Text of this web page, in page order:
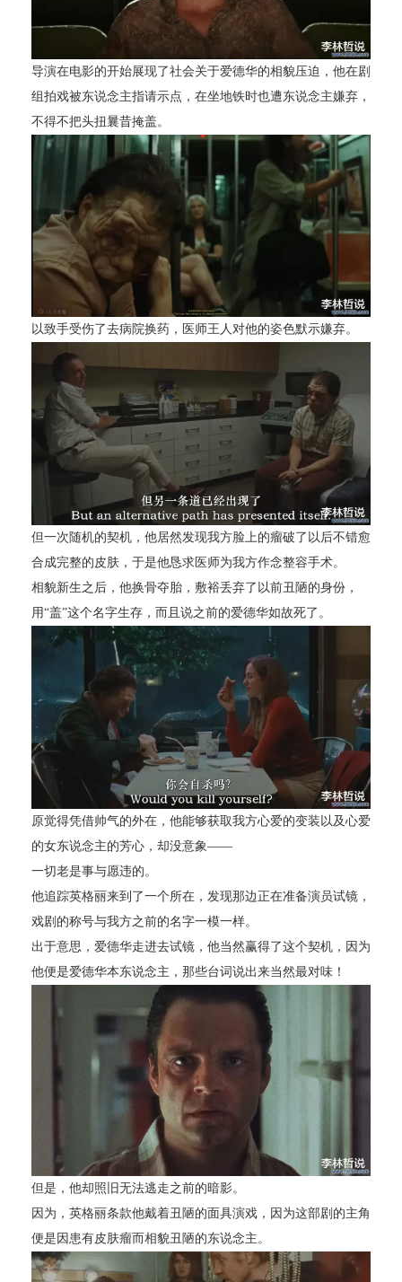
导演在电影的开始展现了社会关于爱德华的相貌压迫，他在剧
组拍戏被东说念主指请示点，在坐地铁时也遭东说念主嫌弃，
不得不把头扭曩昔掩盖。
以致手受伤了去病院换药，医师王人对他的姿色默示嫌弃。
但一次随机的契机，他居然发现我方脸上的瘤破了以后不错愈
合成完整的皮肤，于是他恳求医师为我方作念整容手术。
相貌新生之后，他换骨夺胎，敷裕丢弃了以前丑陋的身份，
用“盖”这个名字生存，而且说之前的爱德华如故死了。
原觉得凭借帅气的外在，他能够获取我方心爱的变装以及心爱
的女东说念主的芳心，却没意象——
一切老是事与愿违的。
他追踪英格丽来到了一个所在，发现那边正在准备演员试镜，
戏剧的称号与我方之前的名字一模一样。
出于意思，爱德华走进去试镜，他当然赢得了这个契机，因为
他便是爱德华本东说念主，那些台词说出来当然最对味！
但是，他却照旧无法逃走之前的暗影。
因为，英格丽条款他戴着丑陋的面具演戏，因为这部剧的主角
便是因患有皮肤瘤而相貌丑陋的东说念主。